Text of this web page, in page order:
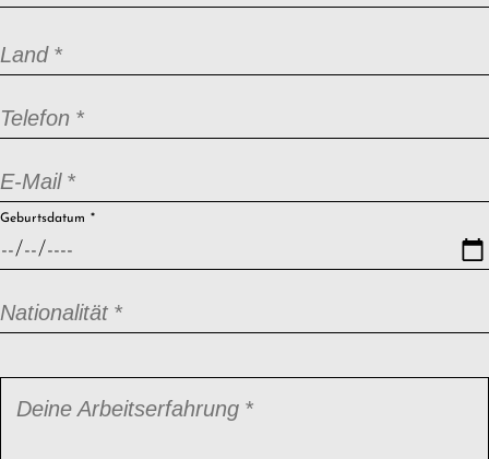
Pflichtfeld
Land *
Pflichtfeld
Telefon *
Pflichtfeld
E-Mail *
Pflichtfeld
Geburtsdatum *
Pflichtfeld
Nationalität *
Pflichtfeld
Deine Arbeitserfahrung *